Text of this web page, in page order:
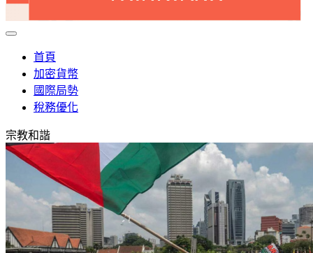
首頁
加密貨幣
國際局勢
稅務優化
宗教和諧